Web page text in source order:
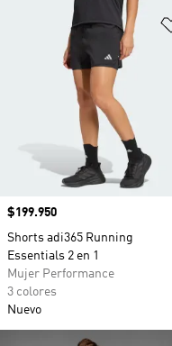
Precio
$199.950
Shorts adi365 Running
Essentials 2 en 1
Mujer Performance
3 colores
Nuevo